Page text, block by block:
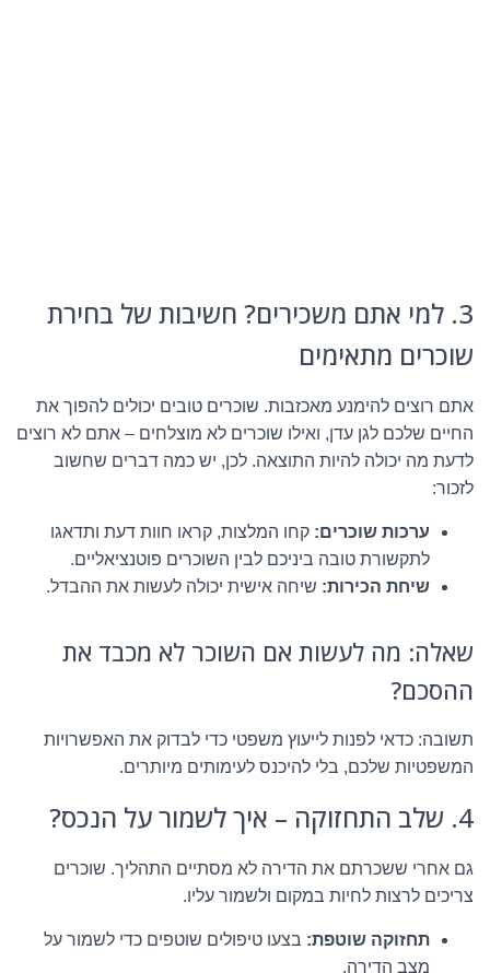
3. למי אתם משכירים? חשיבות של בחירת
שוכרים מתאימים
אתם רוצים להימנע מאכזבות. שוכרים טובים יכולים להפוך את
החיים שלכם לגן עדן, ואילו שוכרים לא מוצלחים – אתם לא רוצים
לדעת מה יכולה להיות התוצאה. לכן, יש כמה דברים שחשוב
לזכור:
ערכות שוכרים: קחו המלצות, קראו חוות דעת ותדאגו
לתקשורת טובה ביניכם לבין השוכרים פוטנציאליים.
שיחת הכירות: שיחה אישית יכולה לעשות את ההבדל.
שאלה: מה לעשות אם השוכר לא מכבד את
ההסכם?
תשובה: כדאי לפנות לייעוץ משפטי כדי לבדוק את האפשרויות
המשפטיות שלכם, בלי להיכנס לעימותים מיותרים.
4. שלב התחזוקה – איך לשמור על הנכס?
גם אחרי ששכרתם את הדירה לא מסתיים התהליך. שוכרים
צריכים לרצות לחיות במקום ולשמור עליו.
תחזוקה שוטפת: בצעו טיפולים שוטפים כדי לשמור על
מצב הדירה.